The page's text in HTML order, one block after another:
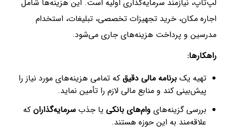
لپ‌تاپ، نیازمند سرمایه‌گذاری اولیه است. این هزینه‌ها شامل
اجاره مکان، خرید تجهیزات تخصصی، تبلیغات، استخدام
مدرسین و پرداخت هزینه‌های جاری می‌شود.
راهکارها:
تهیه یک برنامه مالی دقیق که تمامی هزینه‌های مورد نیاز را
پیش‌بینی کند و منابع مالی لازم را تأمین نماید.
بررسی گزینه‌های وام‌های بانکی یا جذب سرمایه‌گذاران که
علاقه‌مند به این حوزه هستند.